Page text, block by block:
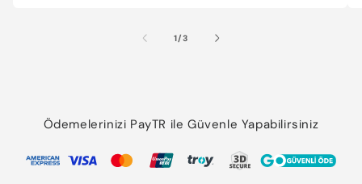
1//3
Ödemelerinizi PayTR ile Güvenle Yapabilirsiniz